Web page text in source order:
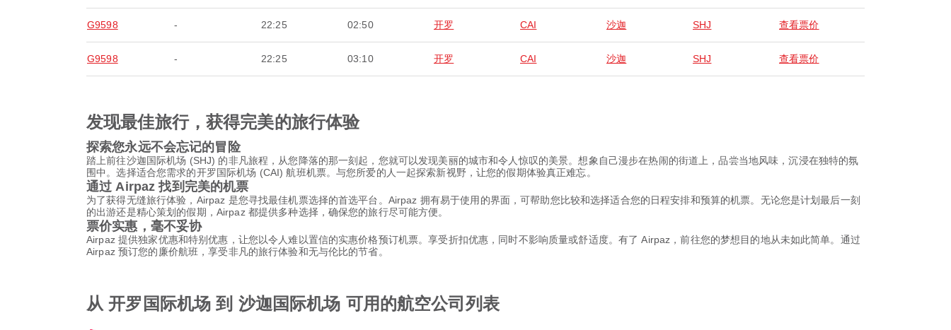
G9598 - 22:25 02:50 开罗 CAI 沙迦 SHJ 查看票价
G9598 - 22:25 03:10 开罗 CAI 沙迦 SHJ 查看票价
发现最佳旅行，获得完美的旅行体验
探索您永远不会忘记的冒险
踏上前往沙迦国际机场 (SHJ) 的非凡旅程，从您降落的那一刻起，您就可以发现美丽的城市和令人惊叹的美景。想象自己漫步在热闹的街道上，品尝当地风味，沉浸在独特的氛
围中。选择适合您需求的开罗国际机场 (CAI) 航班机票。与您所爱的人一起探索新视野，让您的假期体验真正难忘。
通过 Airpaz 找到完美的机票
为了获得无缝旅行体验，Airpaz 是您寻找最佳机票选择的首选平台。Airpaz 拥有易于使用的界面，可帮助您比较和选择适合您的日程安排和预算的机票。无论您是计划最后一刻
的出游还是精心策划的假期，Airpaz 都提供多种选择，确保您的旅行尽可能方便。
票价实惠，毫不妥协
Airpaz 提供独家优惠和特别优惠，让您以令人难以置信的实惠价格预订机票。享受折扣优惠，同时不影响质量或舒适度。有了 Airpaz，前往您的梦想目的地从未如此简单。通过
Airpaz 预订您的廉价航班，享受非凡的旅行体验和无与伦比的节省。
从 开罗国际机场 到 沙迦国际机场 可用的航空公司列表